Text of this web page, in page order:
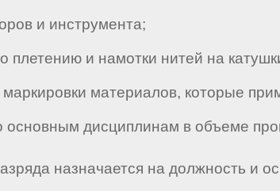
и инструмента;
и намотки нитей на
материалов, которые
дисциплинам в объеме
назначается на должность и